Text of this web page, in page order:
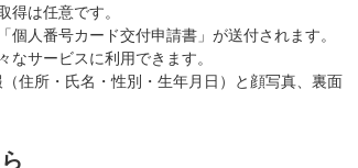
は任意です。
人番号カード交付申請書」が送付されます。
サービスに利用できます。
住所・氏名・性別・生年月日）と顔写真、裏面